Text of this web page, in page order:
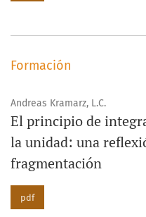
Formación
Andreas Kramarz, L.C.
El principio de
la unidad: una
fragmentación
pdf